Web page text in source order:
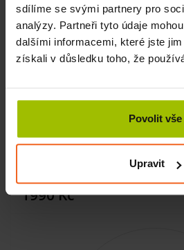
sdílíme se svými partnery pro
analýzy. Partneři tyto údaje
dalšími informacemi, které jste
získali v důsledku toho, že
Povolit vše
Upravit
Rasul bahno Bolus
1990 Kč